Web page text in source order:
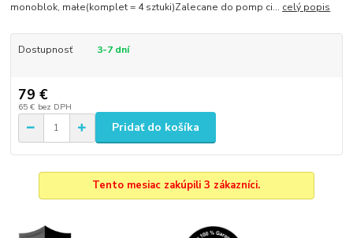
monoblok, małe(komplet = 4 sztuki)Zalecane do pomp ci... celý popis
Dostupnosť 3-7 dní
79 €
65 € bez DPH
Pridať do košíka
Tento mesiac zakúpili 3 zákazníci.